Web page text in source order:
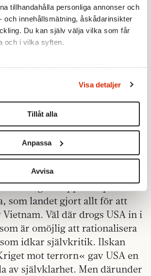
tillhandahålla personliga annonser och
och innehållsmätning, åskådarinsikter
Du kan själv välja vilka som får
och i vilka syften.
hur dina personliga uppgifter
dra tillbaka ditt samtycke när som
förklaringen.
för att anpassa innehållet
och analysera vår trafik. Vi
sådana identifierare och annan
enhet till de sociala medier och
som vi samarbetar med.
kombinera informationen med annan
har tillhandahållit eller som de har
använt deras tjänster.
om hur vi hanterar personuppgifter
här.
Visa detaljer
Tillåt alla
Anpassa
Avvisa
tvingade upp USA på en
som landet gjort allt för att
Väl där drogs USA in i
är omöjlig att rationalisera
idkar självkritik. Ilskan
mot terrorn« gav USA en
av självklarhet. Men därunder